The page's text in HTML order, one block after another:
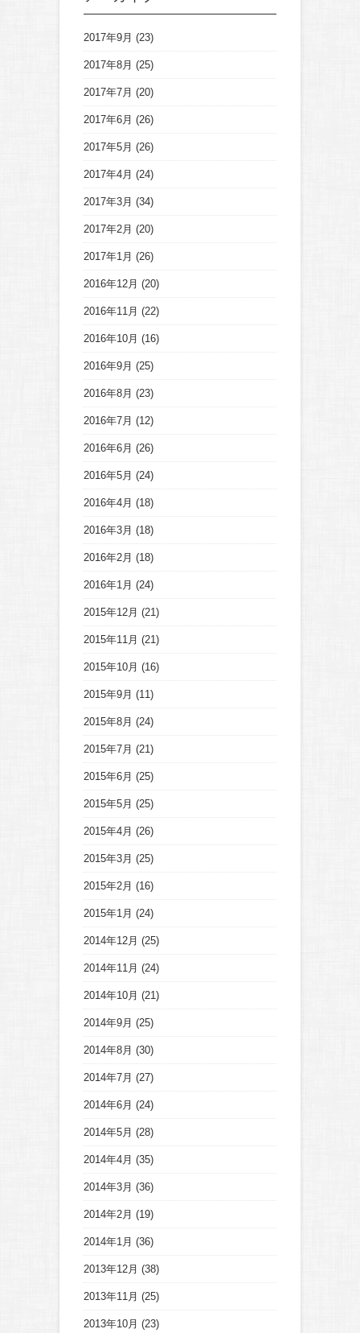
2017年9月 (23)
2017年8月 (25)
2017年7月 (20)
2017年6月 (26)
2017年5月 (26)
2017年4月 (24)
2017年3月 (34)
2017年2月 (20)
2017年1月 (26)
2016年12月 (20)
2016年11月 (22)
2016年10月 (16)
2016年9月 (25)
2016年8月 (23)
2016年7月 (12)
2016年6月 (26)
2016年5月 (24)
2016年4月 (18)
2016年3月 (18)
2016年2月 (18)
2016年1月 (24)
2015年12月 (21)
2015年11月 (21)
2015年10月 (16)
2015年9月 (11)
2015年8月 (24)
2015年7月 (21)
2015年6月 (25)
2015年5月 (25)
2015年4月 (26)
2015年3月 (25)
2015年2月 (16)
2015年1月 (24)
2014年12月 (25)
2014年11月 (24)
2014年10月 (21)
2014年9月 (25)
2014年8月 (30)
2014年7月 (27)
2014年6月 (24)
2014年5月 (28)
2014年4月 (35)
2014年3月 (36)
2014年2月 (19)
2014年1月 (36)
2013年12月 (38)
2013年11月 (25)
2013年10月 (23)